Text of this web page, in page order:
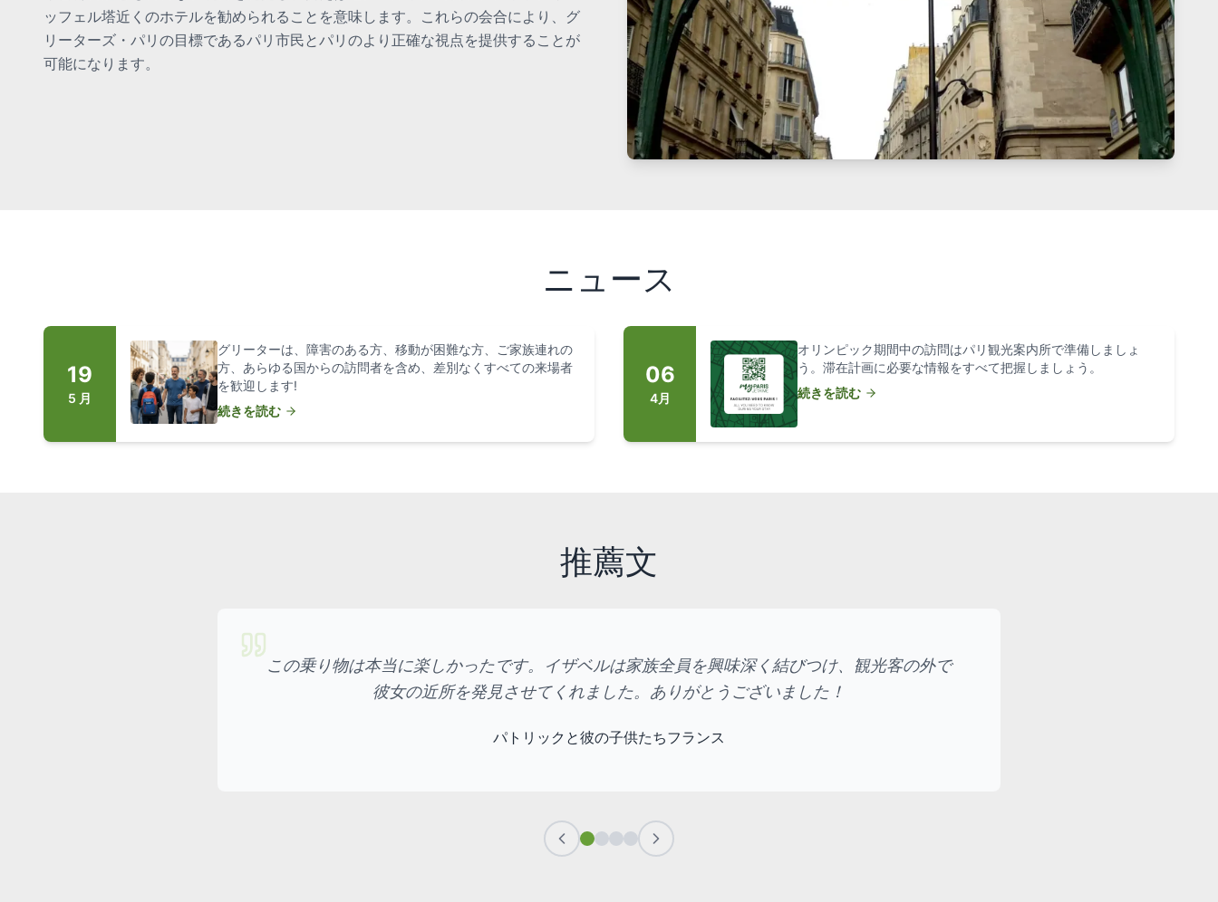
ッフェル塔近くのホテルを勧められることを意味します。これらの会合により、グ
リーターズ・パリの目標であるパリ市民とパリのより正確な視点を提供することが
可能になります。
ニュース
19
5 月
グリーターは、障害のある方、移動が困難な方、ご家族連れの
方、あらゆる国からの訪問者を含め、差別なくすべての来場者
を歓迎します!
続きを読む
06
4月
オリンピック期間中の訪問はパリ観光案内所で準備しましょ
う。滞在計画に必要な情報をすべて把握しましょう。
続きを読む
推薦文
この乗り物は本当に楽しかったです。イザベルは家族全員を興味深く結びつけ、観光客の外で
彼女の近所を発見させてくれました。ありがとうございました！
パトリックと彼の子供たちフランス